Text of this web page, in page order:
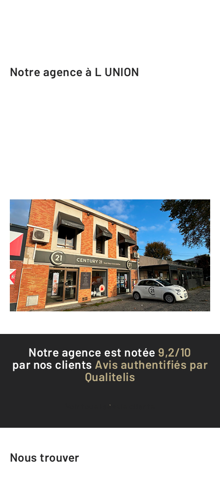
Notre agence à L UNION
CENTURY 21 Sud Azur Immobilier
55 avenue de Toulouse
L UNION - 31240
Envoyer un message
Téléphoner à l'agence
Notre agence est notée 9,2/10
par nos clients Avis authentifiés par
Qualitelis
Voir tous les avis clients
Nous trouver